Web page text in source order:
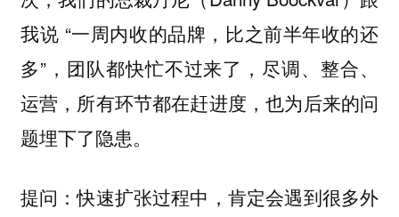
我说 “一周内收的品牌，比之前半年收的还
多”，团队都快忙不过来了，尽调、整合、
运营，所有环节都在赶进度，也为后来的问
题埋下了隐患。
提问：快速扩张过程中，肯定会遇到很多外